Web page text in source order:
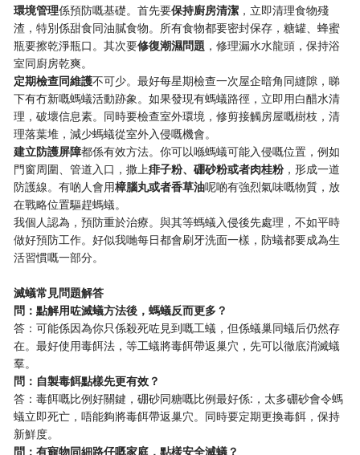
​環境管理​​係預防嘅基礎。首先要​​保持廚房清潔​ ​，立即清理食物殘
渣，特別係甜食同油膩食物。所有食物都要密封保存，糖罐、蜂蜜
瓶要擦乾淨瓶口。其次要​​修復潮濕問題​ ​，修理漏水水龍頭，保持浴
室同廚房乾爽。
​定期檢查同維護​​不可少。最好每星期檢查一次屋企暗角同縫隙，睇
下有冇新嘅螞蟻活動跡象。如果發現有螞蟻路徑，立即用白醋水清
理，破壞信息素。同時要檢查室外環境，修剪接觸房屋嘅樹枝，清
理落葉堆，減少螞蟻從室外入侵嘅機會。
​建立防護屏障​​都係有效方法。你可以喺螞蟻可能入侵嘅位置，例如
門窗周圍、管道入口，撒上​​痱子粉、硼砂粉或者肉桂粉​​，形成一道
防護線。有啲人會用​​樟腦丸或者香草油​​呢啲有強烈氣味嘅物質，放
在戰略位置驅趕螞蟻。
我個人認為，預防重於治療。與其等螞蟻入侵後先處理，不如平時
做好預防工作。好似我哋每日都會刷牙洗面一樣，防蟻都要成為生
活習慣嘅一部分。
​滅蟻常見問題解答​
​問：點解用咗滅蟻方法後，螞蟻反而更多？​
答：可能係因為你只係殺死咗見到嘅工蟻，但係蟻巢同蟻后仍然存
在。最好使用毒餌法，等工蟻將毒餌帶返巢穴，先可以徹底消滅蟻
羣。
​問：自製毒餌點樣先更有效？​
答：毒餌嘅比例好關鍵，硼砂同糖嘅比例最好係:，太多硼砂會令螞
蟻立即死亡，唔能夠將毒餌帶返巢穴。同時要定期更換毒餌，保持
新鮮度。
​問：有寵物同細路仔嘅家庭，點樣安全滅蟻？​